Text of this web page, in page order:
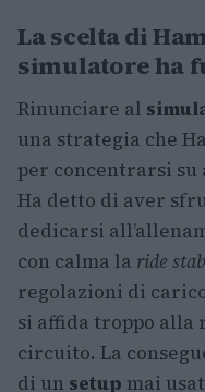
La scelta di
simulatore ha
Rinunciare al
una strategia che
per concentrarsi su
Ha detto di aver
dedicarsi
con calma la ride
regolazioni di
si affida troppo
circuito. La
di un setup mai